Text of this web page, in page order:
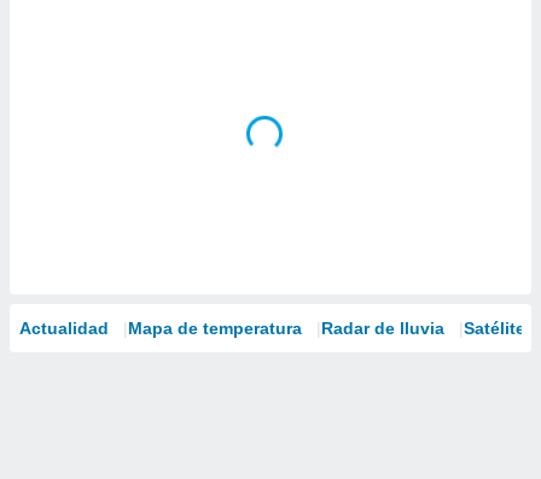
Actualidad Mapa de temperatura Radar de lluvia Satélites